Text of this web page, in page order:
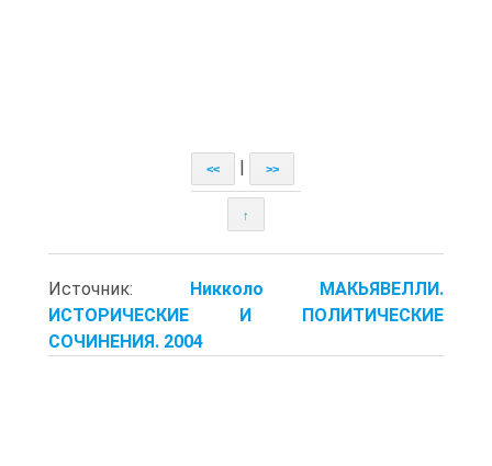
<< >>
↑
Источник: Никколо МАКЬЯВЕЛЛИ.
ИСТОРИЧЕСКИЕ И ПОЛИТИЧЕСКИЕ
СОЧИНЕНИЯ. 2004